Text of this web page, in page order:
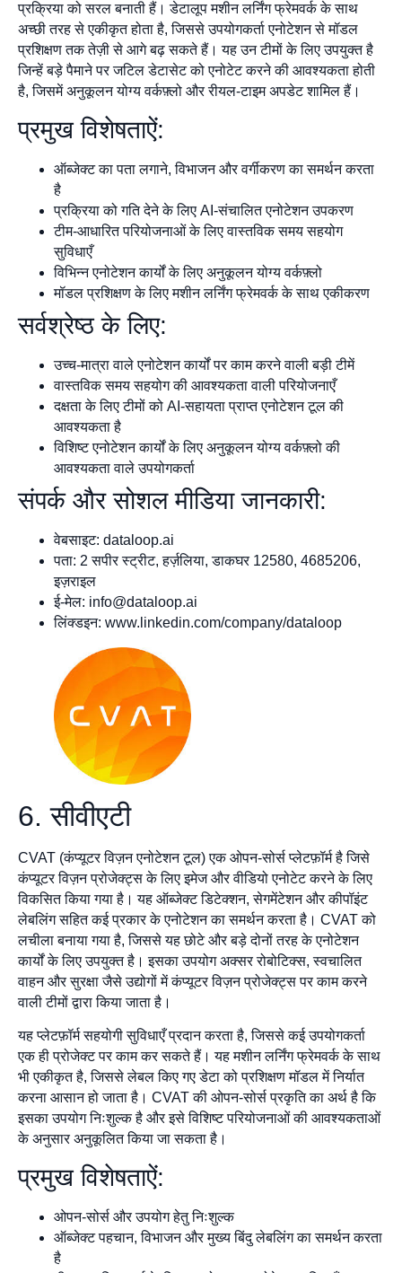
प्रक्रिया को सरल बनाती हैं। डेटालूप मशीन लर्निंग फ्रेमवर्क के साथ
अच्छी तरह से एकीकृत होता है, जिससे उपयोगकर्ता एनोटेशन से मॉडल
प्रशिक्षण तक तेज़ी से आगे बढ़ सकते हैं। यह उन टीमों के लिए उपयुक्त है
जिन्हें बड़े पैमाने पर जटिल डेटासेट को एनोटेट करने की आवश्यकता होती
है, जिसमें अनुकूलन योग्य वर्कफ़्लो और रीयल-टाइम अपडेट शामिल हैं।
प्रमुख विशेषताऐं:
ऑब्जेक्ट का पता लगाने, विभाजन और वर्गीकरण का समर्थन करता
है
प्रक्रिया को गति देने के लिए AI-संचालित एनोटेशन उपकरण
टीम-आधारित परियोजनाओं के लिए वास्तविक समय सहयोग
सुविधाएँ
विभिन्न एनोटेशन कार्यों के लिए अनुकूलन योग्य वर्कफ़्लो
मॉडल प्रशिक्षण के लिए मशीन लर्निंग फ्रेमवर्क के साथ एकीकरण
सर्वश्रेष्ठ के लिए:
उच्च-मात्रा वाले एनोटेशन कार्यों पर काम करने वाली बड़ी टीमें
वास्तविक समय सहयोग की आवश्यकता वाली परियोजनाएँ
दक्षता के लिए टीमों को AI-सहायता प्राप्त एनोटेशन टूल की
आवश्यकता है
विशिष्ट एनोटेशन कार्यों के लिए अनुकूलन योग्य वर्कफ़्लो की
आवश्यकता वाले उपयोगकर्ता
संपर्क और सोशल मीडिया जानकारी:
वेबसाइट: dataloop.ai
पता: 2 सपीर स्ट्रीट, हर्ज़लिया, डाकघर 12580, 4685206,
इज़राइल
ई-मेल: info@dataloop.ai
लिंक्डइन: www.linkedin.com/company/dataloop
6. सीवीएटी
CVAT (कंप्यूटर विज़न एनोटेशन टूल) एक ओपन-सोर्स प्लेटफ़ॉर्म है जिसे
कंप्यूटर विज़न प्रोजेक्ट्स के लिए इमेज और वीडियो एनोटेट करने के लिए
विकसित किया गया है। यह ऑब्जेक्ट डिटेक्शन, सेगमेंटेशन और कीपॉइंट
लेबलिंग सहित कई प्रकार के एनोटेशन का समर्थन करता है। CVAT को
लचीला बनाया गया है, जिससे यह छोटे और बड़े दोनों तरह के एनोटेशन
कार्यों के लिए उपयुक्त है। इसका उपयोग अक्सर रोबोटिक्स, स्वचालित
वाहन और सुरक्षा जैसे उद्योगों में कंप्यूटर विज़न प्रोजेक्ट्स पर काम करने
वाली टीमों द्वारा किया जाता है।
यह प्लेटफ़ॉर्म सहयोगी सुविधाएँ प्रदान करता है, जिससे कई उपयोगकर्ता
एक ही प्रोजेक्ट पर काम कर सकते हैं। यह मशीन लर्निंग फ्रेमवर्क के साथ
भी एकीकृत है, जिससे लेबल किए गए डेटा को प्रशिक्षण मॉडल में निर्यात
करना आसान हो जाता है। CVAT की ओपन-सोर्स प्रकृति का अर्थ है कि
इसका उपयोग निःशुल्क है और इसे विशिष्ट परियोजनाओं की आवश्यकताओं
के अनुसार अनुकूलित किया जा सकता है।
प्रमुख विशेषताऐं:
ओपन-सोर्स और उपयोग हेतु निःशुल्क
ऑब्जेक्ट पहचान, विभाजन और मुख्य बिंदु लेबलिंग का समर्थन करता
है